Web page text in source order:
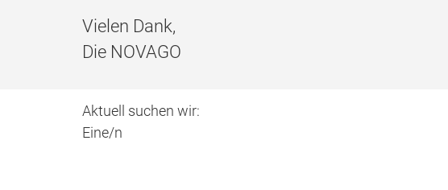
Vielen Dank,
Die NOVAGO
Aktuell suchen wir:
Eine/n